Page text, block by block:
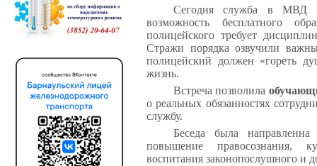
Сегодня служба в МВД -
возможность бесплатного
полицейского требует
Стражи порядка озвучили
полицейский должен «гореть
жизнь.
Встреча позволила
о реальных обязанностях
службу.
Беседа была
повышение правосознания,
воспитания законопослушного и